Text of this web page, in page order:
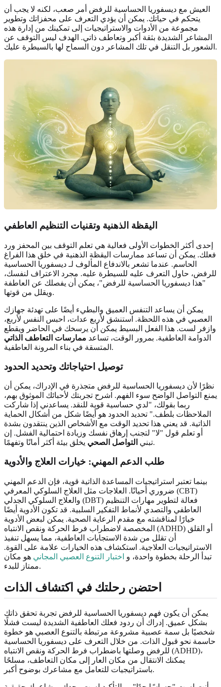
العيش مع ديسفوريا الحساسية للرفض أمر صعب، لكنه لا يجب أن
يتحكم في حياتك. يمكن أن يؤدي التعرف على محفزاتك وتطوير
مجموعة من الأدوات والاستراتيجيات إلى تمكينك من إدارة هذه
المشاعر الشديدة بثقة أكبر وتعاطف ذاتي. الهدف ليس التوقف عن
الشعور بل التنقل في تلك المشاعر دون السماح لها بالسيطرة عليك.
اليقظة الذهنية وتقنيات التنظيم العاطفي
إحدى أكثر الخطوات الأولى فعالية هي تعلم التوقف بين المحفز ورد
فعلك. يمكن أن تساعد ممارسات اليقظة الذهنية في خلق هذا الفراغ
الحاسم. عندما تشعر بالاندفاع المألوف لـ ديسفوريا الحساسية
للرفض، حاول التعرف عليه للسيطرة عليه. مجرد الاعتراف لنفسك،
"هذا ديسفوريا الحساسية للرفض"، يمكن أن يفصلك عن العاطفة
ويقلل من قوتها.
يمكن أن يساعد التنفس العميق والبطيء أيضًا على تهدئة جهازك
العصبي في هذه اللحظة. استنشق لأربع عدات، احبس النفس لأربع،
وازفر لست. هذا الفعل البسيط يمكن أن يرسخك في الحاضر ويقطع
الدوامة العاطفية. بمرور الوقت، تساعد ممارسات التعاطف الذاتي
المتسقة في بناء المرونة العاطفية.
توصيل احتياجاتك وتحديد الحدود
نظرًا لأن ديسفوريا الحساسية للرفض متجذرة في الإدراك، يمكن أن
يمنع التواصل الواضح سوء الفهم. اشرح تجربتك لأحبائك الموثوق بهم،
ربما بقولك، "لدي حساسية قوية للنقد. يساعدني إذا شاركت
الملاحظات بلطف." تحديد الحدود هو أيضًا شكل من أشكال الحماية
الذاتية. قد يعني هذا تحديد الوقت مع الأشخاص الذين ينتقدون بشدة
أو تعلم قول "لا" لتجنب إرهاق نفسك وزيادة احتمالية الفشل. إن
تبني التواصل الصحي يخلق بيئة أكثر أمانًا وتفهمًا.
طلب الدعم المهني: خيارات العلاج والأدوية
بينما تعتبر استراتيجيات المساعدة الذاتية قوية، فإن الدعم المهني
ضروري أحيانًا. العلاجات مثل العلاج السلوكي المعرفي (CBT)
والعلاج السلوكي الجدلي (DBT) فعالة لتطوير مهارات التنظيم
العاطفي والتصدي لأنماط التفكير السلبية. قد تكون الأدوية أيضًا
خيارًا لمناقشته مع مقدم الرعاية الصحية. يمكن لبعض الأدوية
المخصصة لاضطراب فرط الحركة ونقص الانتباه (ADHD) أو القلق
أن تقلل من شدة الاستجابات العاطفية، مما يسهل تنفيذ
الاستراتيجيات العلاجية. استكشاف هذه الخيارات علامة على القوة.
تبدأ الرحلة بخطوة واحدة، و اختبار التنوع العصبي المجاني هو مكان
ممتاز للبدء.
احتضن رحلتك في اكتشاف الذات
يمكن أن يكون فهم ديسفوريا الحساسية للرفض تجربة تحقق ذاتك
بشكل عميق. إدراك أن ردود فعلك العاطفية الشديدة ليست فشلًا
شخصيًا بل سمة عصبية مشروعة مرتبطة بالتنوع العصبي هو خطوة
حاسمة نحو قبول الذات. من خلال التعرف على ديسفوريا الحساسية
للرفض وصلتها باضطراب فرط الحركة ونقص الانتباه (ADHD)،
يمكنك الانتقال من مكان العار إلى مكان التعاطف، مسلحًا
باستراتيجيات للتعامل مع مشاعرك بوضوح أكبر.